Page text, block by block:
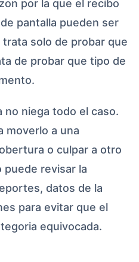
por la que el recibo
pantalla pueden ser
solo de probar que
de probar que tipo de
no niega todo el caso.
moverlo a una
o culpar a otro
puede revisar la
datos de la
para evitar que el
equivocada.